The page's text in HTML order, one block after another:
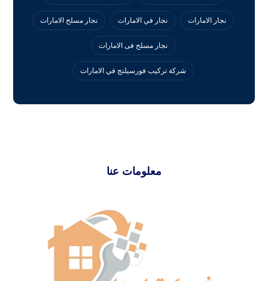
نجار الامارات نجار في الامارات نجار مسلح الامارات
نجار مسلح فى الامارات
‏شركة تركيب فورسيلنج في الامارات
معلومات عنا